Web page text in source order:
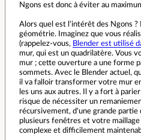
Ngons est donc à éviter au
Alors quel est l'intérêt des Ngons
géométrie. Imaginez que vous
(rappelez-vous, Blender est utilisé
mur, qui est un quadrilatère. Vous
mur ; cette ouverture a une forme
sommets. Avec le Blender actuel,
il va falloir transformer votre mur
les uns aux autres. Il y a fort à
risque de nécessiter un
récursivement, d'une grande partie
plusieurs fenêtres et votre
complexe et difficilement